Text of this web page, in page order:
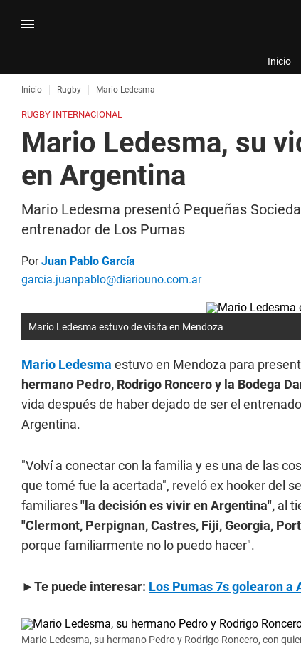
Inicio
Inicio Rugby Mario Ledesma
RUGBY INTERNACIONAL
Mario Ledesma, su
en Argentina
Mario Ledesma presentó Pequeñas
entrenador de Los Pumas
PorJuan Pablo García
garcia.juanpablo@diariouno.com.ar
Mario Ledesma estuvo de visita en Mendoza
Mario Ledesma estuvo en Mendoza para
hermano Pedro, Rodrigo Roncero y la Bodega
vida después de haber dejado de ser el
Argentina.
"Volví a conectar con la familia y es una de las
que tomé fue la acertada", reveló ex hooker del
familiares"la decisión es vivir en Argentina", al
"Clermont, Perpignan, Castres, Fiji, Georgia,
porque familiarmente no lo puedo hacer".
►Te puede interesar: Los Pumas 7s golearon a
Mario Ledesma, su hermano Pedro y Rodrigo Roncero, con